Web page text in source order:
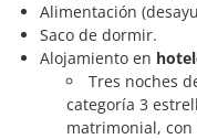
Alimentación
Saco de dormir.
Alojamiento en
Tres noches
categoría 3
matrimonial,